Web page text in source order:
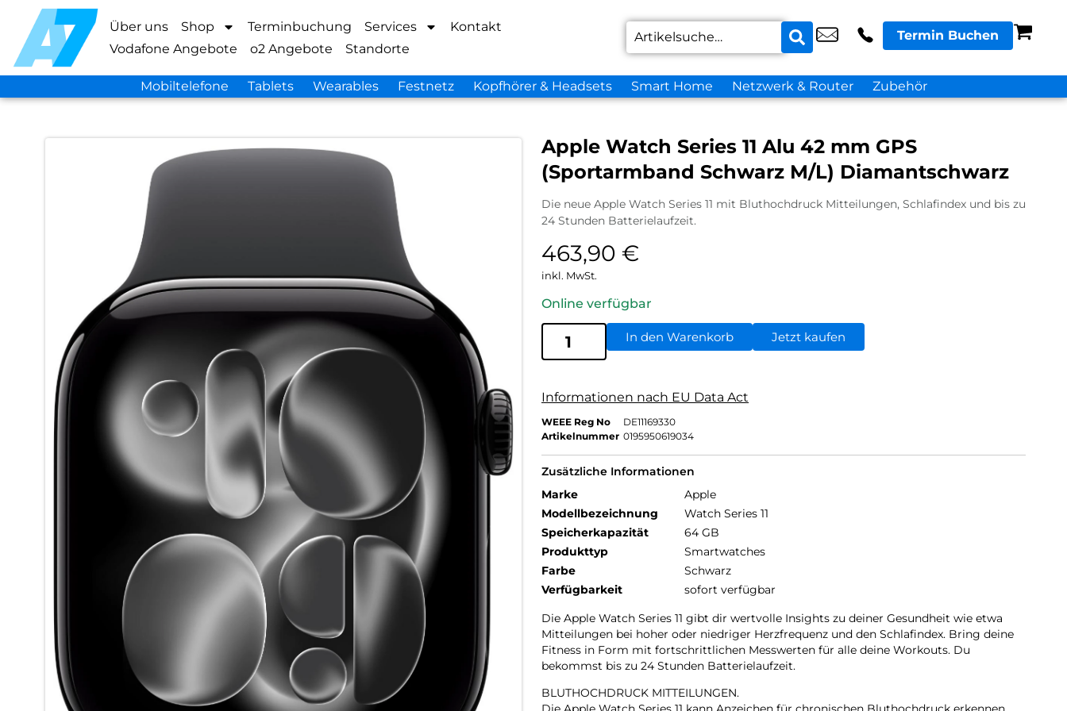
Über uns Shop Terminbuchung Services
Kontakt
Vodafone Angebote
o2 Angebote Standorte
Termin Buchen
Mobiltelefone Tablets Wearables Festnetz Kopfhörer & Headsets Smart Home Netzwerk & Router Zubehör
Apple Watch Series 11 Alu 42 mm GPS
(Sportarmband Schwarz M/L) Diamantschwarz
Die neue Apple Watch Series 11 mit Bluthochdruck Mitteilungen, Schlafindex und bis zu
24 Stunden Batterielaufzeit.
463,90 €
inkl. MwSt.
Online verfügbar
In den Warenkorb Jetzt kaufen
Informationen nach EU Data Act
WEEE Reg No
DE11169330
Artikelnummer 0195950619034
Zusätzliche Informationen
Marke
Apple
Modellbezeichnung
Watch Series 11
Speicherkapazität
64 GB
Produkttyp
Smartwatches
Farbe
Schwarz
Verfügbarkeit
sofort verfügbar
Die Apple Watch Series 11 gibt dir wertvolle Insights zu deiner Gesundheit wie etwa
Mitteilungen bei hoher oder niedriger Herzfrequenz und den Schlafindex. Bring deine
Fitness in Form mit fortschrittlichen Messwerten für alle deine Workouts. Du
bekommst bis zu 24 Stunden Batterielaufzeit.
BLUTHOCHDRUCK MITTEILUNGEN.